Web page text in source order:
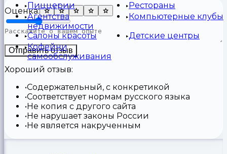
Пиццерии
Рестораны
Агентства
недвижимости
Компьютерные клубы
Салоны красоты
Детские центры
Кофейни
самообслуживания
Оценка:
Отправить отзыв
Хороший отзыв:
Содержательный, с конкретикой
Соответствует нормам русского языка
Не копия с другого сайта
Не нарушает законы России
Не является накрученным